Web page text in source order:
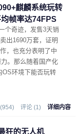
麒麟系统玩转
均帧率达74FPS
个奇迹，发售3天销
出1690万套，证明
，也充分表明了中
。那么随着国产化
OS环境下能否玩转
评论 (1) 详细内容
狂的无人机